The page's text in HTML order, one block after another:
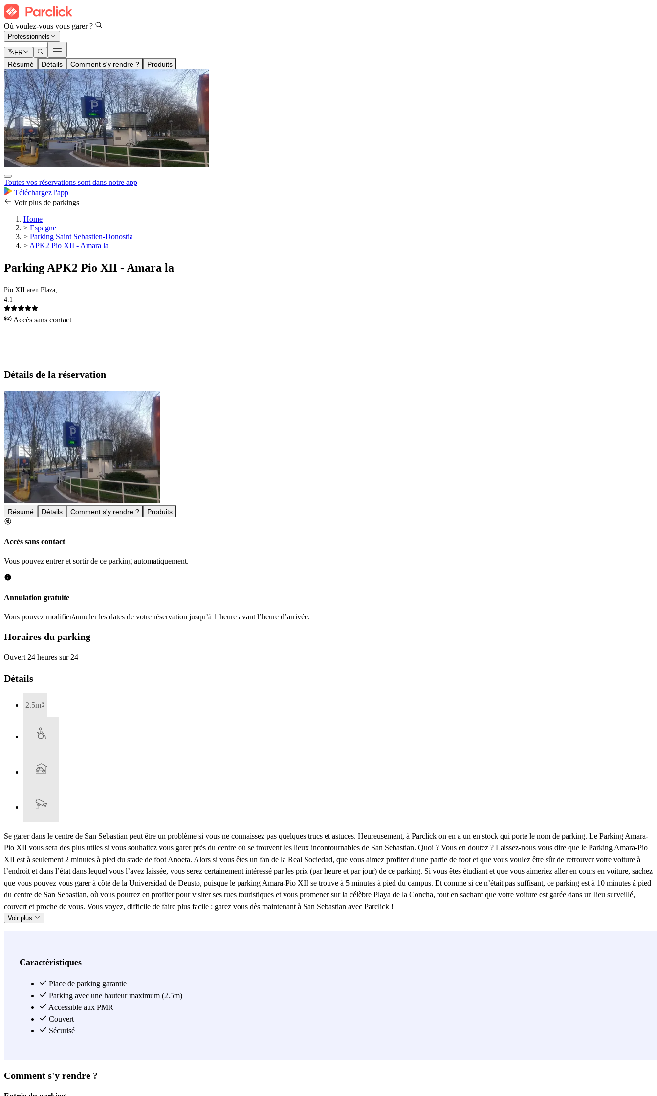
Où voulez-vous vous garer ?
Professionnels
FR
Résumé Détails Comment s'y rendre ? Produits
Toutes vos réservations sont dans notre app
Téléchargez l'app
Voir plus de parkings
Home
> Espagne
> Parking Saint Sebastien-Donostia
> APK2 Pio XII - Amara la
Parking APK2 Pio XII - Amara la
Pio XII.aren Plaza,
4.1
Accès sans contact
Détails de la réservation
Résumé Détails Comment s'y rendre ? Produits
Accès sans contact
Vous pouvez entrer et sortir de ce parking automatiquement.
Annulation gratuite
Vous pouvez modifier/annuler les dates de votre réservation jusqu’à 1 heure avant l’heure d’arrivée.
Horaires du parking
Ouvert 24 heures sur 24
Détails
2.5m
Se garer dans le centre de San Sebastian peut être un problème si vous ne connaissez pas quelques trucs et astuces. Heureusement, à Parclick on en a un en stock qui porte le nom de parking. Le Parking Amara-
Pio XII vous sera des plus utiles si vous souhaitez vous garer près du centre où se trouvent les lieux incontournables de San Sebastian. Quoi ? Vous en doutez ? Laissez-nous vous dire que le Parking Amara-Pio
XII est à seulement 2 minutes à pied du stade de foot Anoeta. Alors si vous êtes un fan de la Real Sociedad, que vous aimez profiter d’une partie de foot et que vous voulez être sûr de retrouver votre voiture à
l’endroit et dans l’état dans lequel vous l’avez laissée, vous serez certainement intéressé par les prix (par heure et par jour) de ce parking. Si vous êtes étudiant et que vous aimeriez aller en cours en voiture, sachez
que vous pouvez vous garer à côté de la Universidad de Deusto, puisque le parking Amara-Pio XII se trouve à 5 minutes à pied du campus. Et comme si ce n’était pas suffisant, ce parking est à 10 minutes à pied
du centre de San Sebastian, où vous pourrez en profiter pour visiter ses rues touristiques et vous promener sur la célèbre Playa de la Concha, tout en sachant que votre voiture est garée dans un lieu surveillé,
couvert et proche de vous. Vous voyez, difficile de faire plus facile : garez vous dès maintenant à San Sebastian avec Parclick !
Voir plus
Caractéristiques
Place de parking garantie
Parking avec une hauteur maximum (2.5m)
Accessible aux PMR
Couvert
Sécurisé
Comment s'y rendre ?